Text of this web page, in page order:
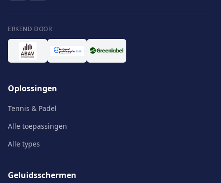
ERKEND DOOR
Oplossingen
Tennis & Padel
Alle toepassingen
Alle types
Geluidsschermen